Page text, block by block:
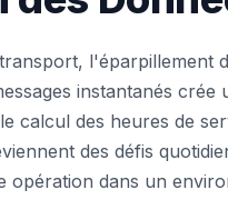
l'éparpillement
instantanés
calcul des heures de
des défis
opération dans un